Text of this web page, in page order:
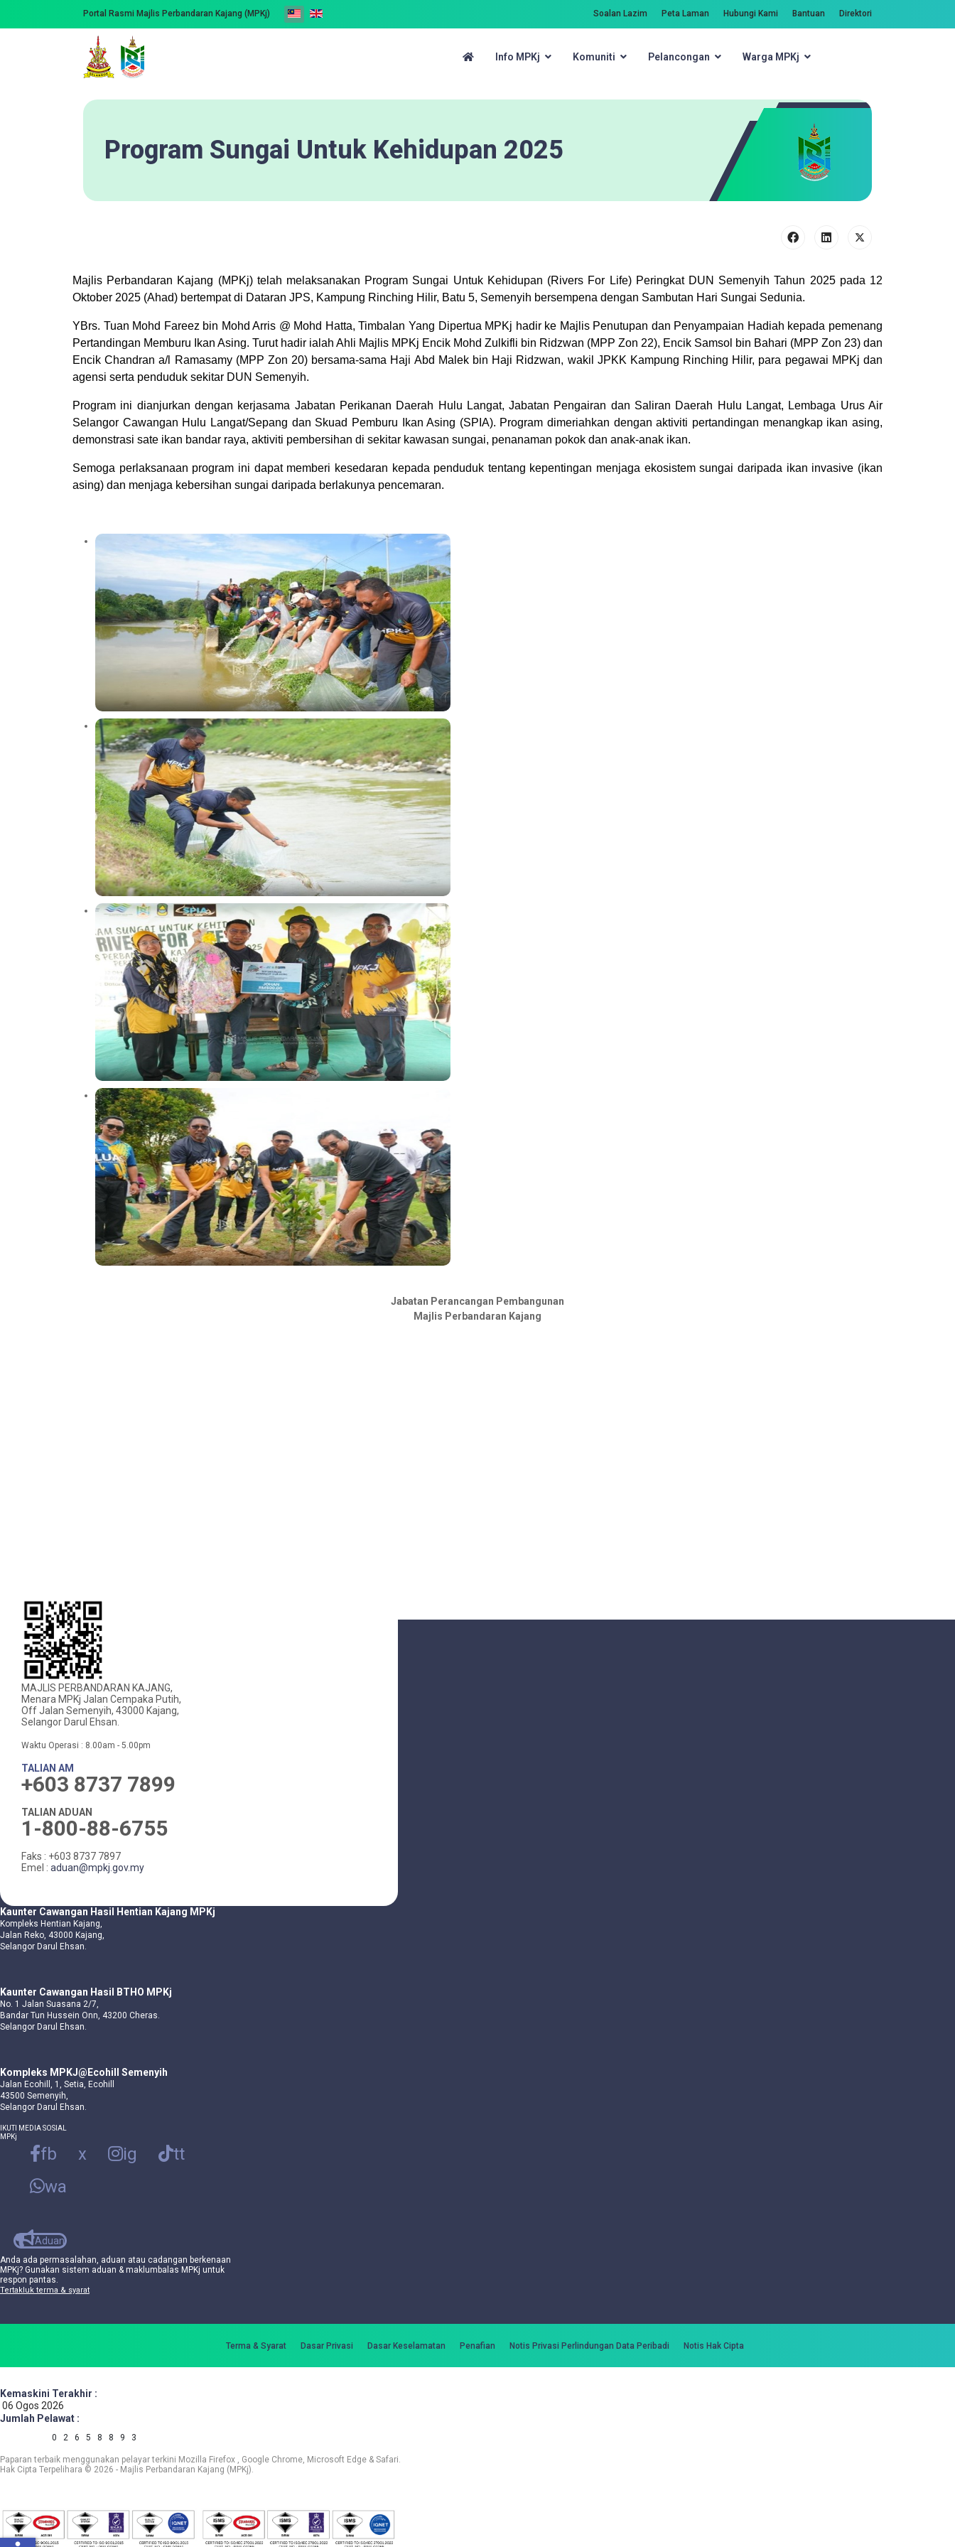
Portal Rasmi Majlis Perbandaran Kajang (MPKj) Soalan Lazim Peta Laman Hubungi Kami Bantuan Direktori
Info MPKj Komuniti Pelancongan Warga MPKj
Program Sungai Untuk Kehidupan 2025
Majlis Perbandaran Kajang (MPKj) telah melaksanakan Program Sungai Untuk Kehidupan (Rivers For Life) Peringkat DUN Semenyih Tahun 2025 pada 12
Oktober 2025 (Ahad) bertempat di Dataran JPS, Kampung Rinching Hilir, Batu 5, Semenyih bersempena dengan Sambutan Hari Sungai Sedunia.
YBrs. Tuan Mohd Fareez bin Mohd Arris @ Mohd Hatta, Timbalan Yang Dipertua MPKj hadir ke Majlis Penutupan dan Penyampaian Hadiah kepada pemenang
Pertandingan Memburu Ikan Asing. Turut hadir ialah Ahli Majlis MPKj Encik Mohd Zulkifli bin Ridzwan (MPP Zon 22), Encik Samsol bin Bahari (MPP Zon 23) dan
Encik Chandran a/l Ramasamy (MPP Zon 20) bersama-sama Haji Abd Malek bin Haji Ridzwan, wakil JPKK Kampung Rinching Hilir, para pegawai MPKj dan
agensi serta penduduk sekitar DUN Semenyih.
Program ini dianjurkan dengan kerjasama Jabatan Perikanan Daerah Hulu Langat, Jabatan Pengairan dan Saliran Daerah Hulu Langat, Lembaga Urus Air
Selangor Cawangan Hulu Langat/Sepang dan Skuad Pemburu Ikan Asing (SPIA). Program dimeriahkan dengan aktiviti pertandingan menangkap ikan asing,
demonstrasi sate ikan bandar raya, aktiviti pembersihan di sekitar kawasan sungai, penanaman pokok dan anak-anak ikan.
Semoga perlaksanaan program ini dapat memberi kesedaran kepada penduduk tentang kepentingan menjaga ekosistem sungai daripada ikan invasive (ikan
asing) dan menjaga kebersihan sungai daripada berlakunya pencemaran.
Jabatan Perancangan Pembangunan
Majlis Perbandaran Kajang
MAJLIS PERBANDARAN KAJANG,
Menara MPKj Jalan Cempaka Putih,
Off Jalan Semenyih, 43000 Kajang,
Selangor Darul Ehsan.
Waktu Operasi : 8.00am - 5.00pm
TALIAN AM
+603 8737 7899
TALIAN ADUAN
1-800-88-6755
Faks : +603 8737 7897
Emel : aduan@mpkj.gov.my
Kaunter Cawangan Hasil Hentian Kajang MPKj
Kompleks Hentian Kajang,
Jalan Reko, 43000 Kajang,
Selangor Darul Ehsan.
Kaunter Cawangan Hasil BTHO MPKj
No. 1 Jalan Suasana 2/7,
Bandar Tun Hussein Onn, 43200 Cheras.
Selangor Darul Ehsan.
Kompleks MPKJ@Ecohill Semenyih
Jalan Ecohill, 1, Setia, Ecohill
43500 Semenyih,
Selangor Darul Ehsan.
IKUTI MEDIA SOSIAL
MPKj
fb x ig
tt
wa
Aduan
Anda ada permasalahan, aduan atau cadangan berkenaan
MPKj? Gunakan sistem aduan & maklumbalas MPKj untuk
respon pantas.
Tertakluk terma & syarat
Terma & Syarat Dasar Privasi Dasar Keselamatan Penafian Notis Privasi Perlindungan Data Peribadi Notis Hak Cipta
Kemaskini Terakhir :
06 Ogos 2026
Jumlah Pelawat :
0 2 6 5 8 8 9 3
Paparan terbaik menggunakan pelayar terkini Mozilla Firefox , Google Chrome, Microsoft Edge & Safari.
Hak Cipta Terpelihara © 2026 - Majlis Perbandaran Kajang (MPKj).